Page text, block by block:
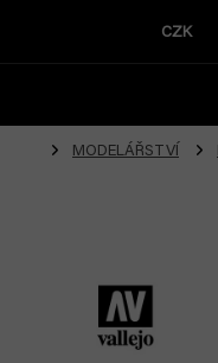
CZK
MODELÁŘSTVÍ